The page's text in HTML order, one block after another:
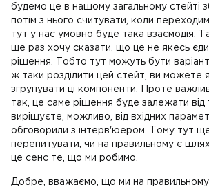
будемо це в нашому загальному стейті
потім з нього считувати, коли
тут у нас умовно буде така взаємодія.
ще раз хочу сказати, що це не якесь
рішення. Тобто тут можуть бути
ж таки розділити цей стейт, ви можете
згрупувати ці компоненти. Проте
так, це саме рішення буде залежати від
вирішуєте, можливо, від вхідних
обговорили з інтерв'юером. Тому тут
перепитувати, чи на правильному є
це сенс те, що ми робимо.
Добре, вважаємо, що ми на